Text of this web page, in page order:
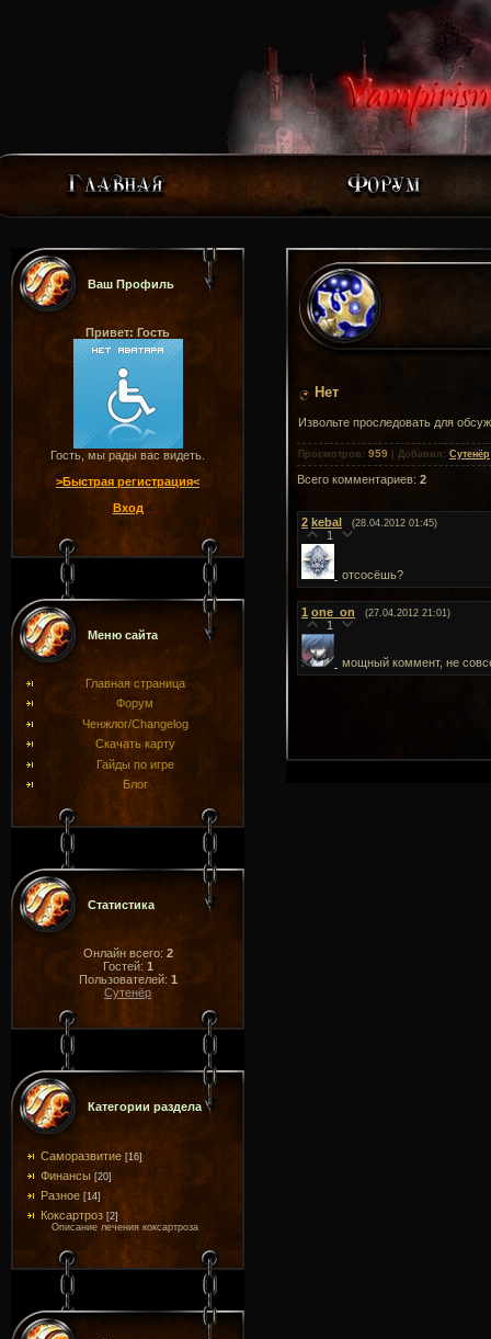
Ваш Профиль
Привет: Гость
Гость, мы рады вас видеть.
>Быстрая регистрация<
Вход
Меню сайта
Главная страница
Форум
Ченжлог/Changelog
Скачать карту
Гайды по игре
Блог
Статистика
Онлайн всего: 2
Гостей: 1
Пользователей: 1
Сутенёр
Категории раздела
Саморазвитие [16]
Финансы [20]
Разное [14]
Коксартроз [2]
Описание лечения коксартроза
Нет
Извольте проследовать для
Просмотров : 959 Добавил : Сутенёр
Всего комментариев: 2
2 kebal (28.04.2012 01:45)
1
отсосёшь?
1 one_on (27.04.2012 21:01)
1
мощный коммент, не